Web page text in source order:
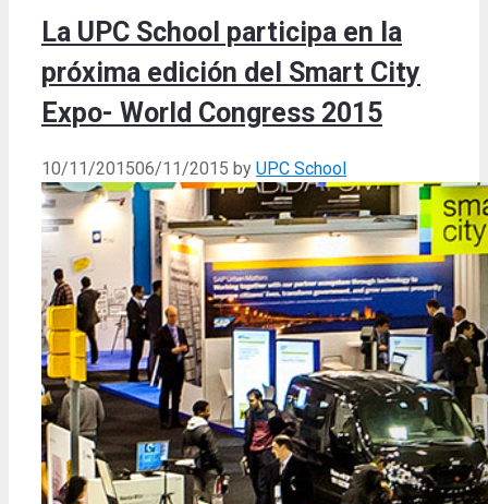
La UPC School participa en la
próxima edición del Smart City
Expo- World Congress 2015
10/11/201506/11/2015 by UPC School